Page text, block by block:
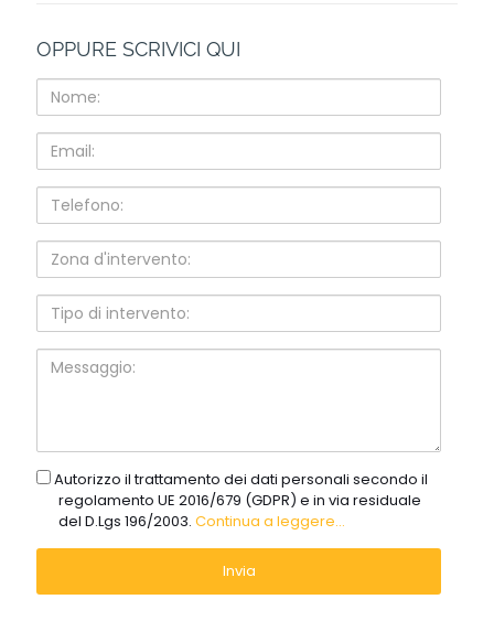
OPPURE SCRIVICI QUI
Nome:
Email:
Telefono:
Zona
d'intervento:
Tipo
intervento:
Messaggio:
gdprAutorizzo il trattamento dei dati personali secondo il
regolamento UE 2016/679 (GDPR) e in via residuale
del D.Lgs 196/2003. Continua a leggere...